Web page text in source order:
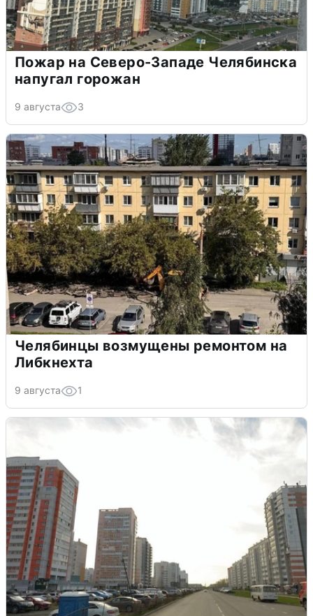
Пожар на Северо-Западе Челябинска
напугал горожан
9 августа 3
Челябинцы возмущены ремонтом на
Либкнехта
9 августа 1